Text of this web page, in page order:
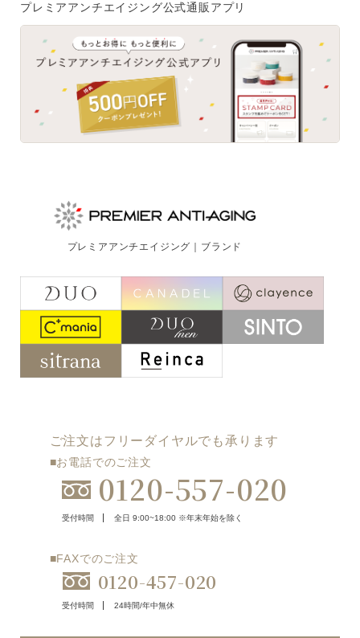
あしたの美肌 | 美容情報を発信・キレイをサポートするWe
bメディア
ご注文はフリーダイヤルでも承ります
0120-557-020
受付時間 全日 9:00~18:00 ※年末年始を除く
フォームでのお問合わせはこちら
プレミアアンチエイジング公式通販アプリ
プレミアアンチエイジング｜ブランド
ご注文はフリーダイヤルでも承ります
■お電話でのご注文
0120-557-020
受付時間 全日 9:00~18:00 ※年末年始を除く
■FAXでのご注文
0120-457-020
受付時間 24時間/年中無休